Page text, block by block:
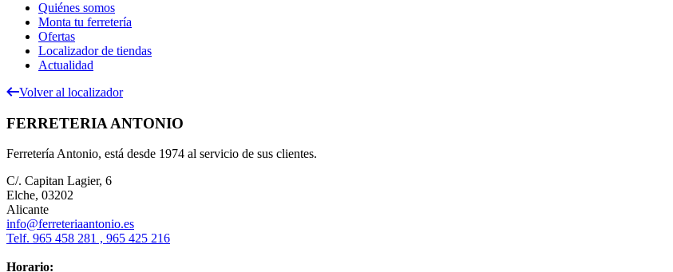
Quiénes somos
Monta tu ferretería
Ofertas
Localizador de tiendas
Actualidad
Volver al localizador
FERRETERIA ANTONIO
Ferretería Antonio, está desde 1974 al servicio de sus clientes.
C/. Capitan Lagier, 6
Elche, 03202
Alicante
info@ferreteriaantonio.es
Telf. 965 458 281 , 965 425 216
Horario: